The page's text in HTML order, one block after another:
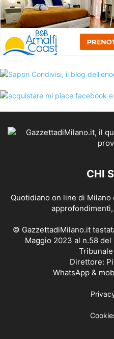
CHI
Quotidiano on line di
© GazzettadiMilano.it
Maggio 2023 al n.58
Direttore:
WhatsApp &